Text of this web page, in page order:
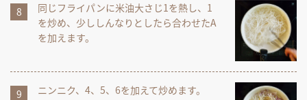
同じフライパンに米油大さじ1を熱し、1
を炒め、少ししんなりとしたら合わせたA
を加えます。
ニンニク、4、5、6を加えて炒めます。